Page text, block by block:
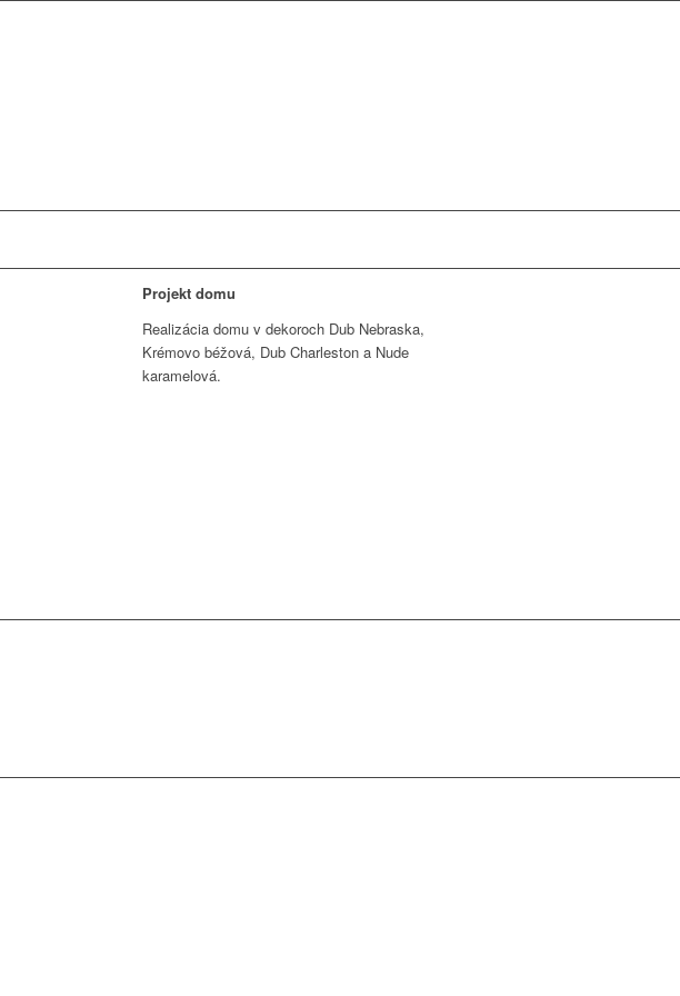
Projekt domu
Realizácia domu v dekoroch Dub Nebraska,
Krémovo béžová, Dub Charleston a Nude
karamelová.